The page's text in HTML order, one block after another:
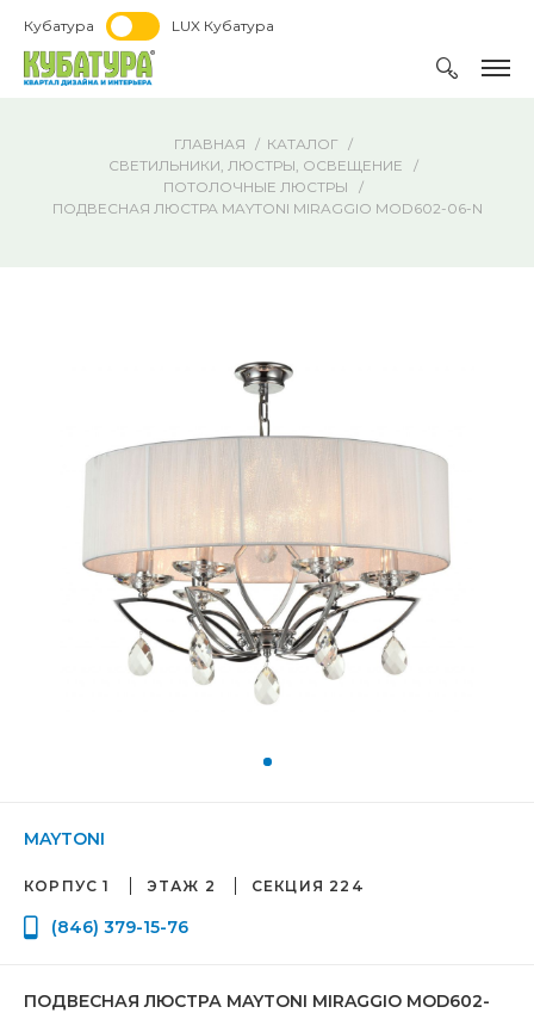
Кубатура LUX Кубатура
ГЛАВНАЯ
КАТАЛОГ
СВЕТИЛЬНИКИ, ЛЮСТРЫ, ОСВЕЩЕНИЕ
ПОТОЛОЧНЫЕ ЛЮСТРЫ
ПОДВЕСНАЯ ЛЮСТРА MAYTONI MIRAGGIO MOD602-06-N
MAYTONI
КОРПУС 1 ЭТАЖ 2 СЕКЦИЯ 224
(846) 379-15-76
ПОДВЕСНАЯ ЛЮСТРА MAYTONI MIRAGGIO MOD602-